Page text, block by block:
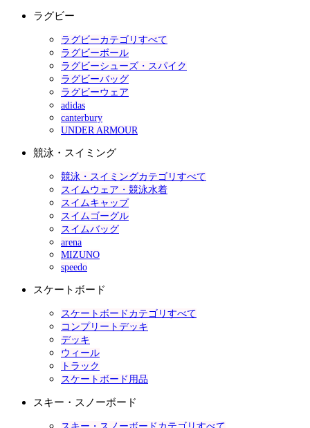
ラグビー
ラグビーカテゴリすべて
ラグビーボール
ラグビーシューズ・スパイク
ラグビーバッグ
ラグビーウェア
adidas
canterbury
UNDER ARMOUR
競泳・スイミング
競泳・スイミングカテゴリすべて
スイムウェア・競泳水着
スイムキャップ
スイムゴーグル
スイムバッグ
arena
MIZUNO
speedo
スケートボード
スケートボードカテゴリすべて
コンプリートデッキ
デッキ
ウィール
トラック
スケートボード用品
スキー・スノーボード